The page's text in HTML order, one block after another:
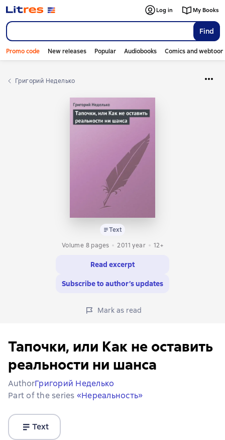
Find
Log in My Books
Promo code New releases Popular Audiobooks Comics and
Григорий Неделько
Text
Volume 8 pages
2011 year 12+
Read excerpt
Subscribe to author’s updates
Mark as read
Тапочки, или Как не оставить
реальности ни шанса
AuthorГригорий Неделько
Part of the series «Нереальность»
Text